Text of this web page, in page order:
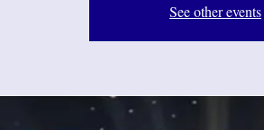
See other events